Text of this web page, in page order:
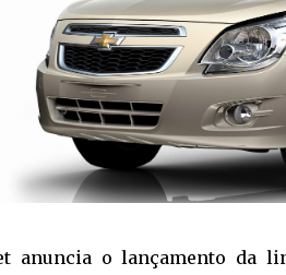
anuncia o lançamento da